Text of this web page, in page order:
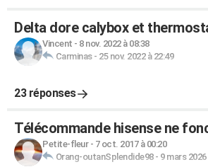
Delta dore calybox et
Vincent - 8 nov. 2022 à 08:38
Carminas- 25 nov. 2022 à 22:49
23 réponses
Télécommande hisense ne
Petite-fleur- 7 oct. 2017 à 00:20
Orang-outanSplendide98- 9 mars 2026